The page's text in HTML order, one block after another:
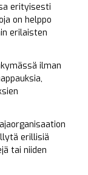
erityisesti
on helppo
erilaisten
ilman
erillisiä
tai niiden